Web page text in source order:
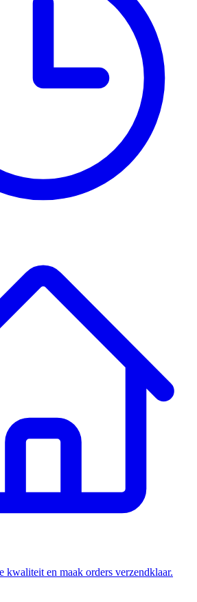
kwaliteit en maak orders verzendklaar.